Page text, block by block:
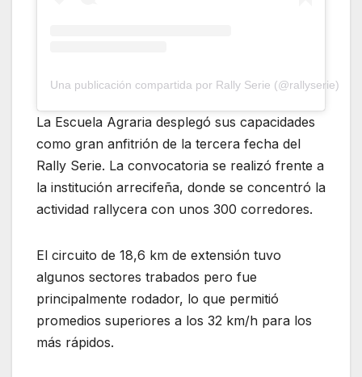
Una publicación compartida por Rally Serie (@rallyserie)
La Escuela Agraria desplegó sus capacidades
como gran anfitrión de la tercera fecha del
Rally Serie. La convocatoria se realizó frente a
la institución arrecifeña, donde se concentró la
actividad rallycera con unos 300 corredores.
El circuito de 18,6 km de extensión tuvo
algunos sectores trabados pero fue
principalmente rodador, lo que permitió
promedios superiores a los 32 km/h para los
más rápidos.